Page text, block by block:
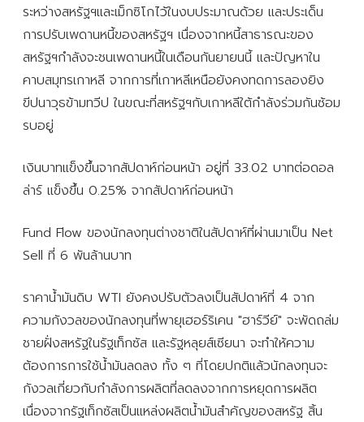
ระหว่างสหรัฐฯและเม็กซิโกไว้ในงบประมาณด้วย และประเด็น
การปรับเพดานหนี้ของสหรัฐฯ เนื่องจากหนี้สาธารณะของ
สหรัฐฯกำลังจะชนเพดานหนี้ในเดือนกันยายนนี้ และปัญหาใน
คาบสมุทรเกาหลี จากการที่เกาหลีเหนือยังคงทดการลองยิง
ขีปนาวุธข้ามทวีป ในขณะที่สหรัฐฯกับเกาหลีใต้กำลังร่วมกันซ้อม
รบอยู่
เงินบาทแข็งขึ้นจากสัปดาห์ก่อนหน้า อยู่ที่ 33.02 บาทต่อดอล
ล่าร์ แข็งขึ้น 0.25% จากสัปดาห์ก่อนหน้า
Fund Flow ของนักลงทุนต่างชาติในสัปดาห์ที่ผ่านมาเป็น Net
Sell ที่ 6 พันล้านบาท
ราคาน้ำมันดิบ WTI ยังคงปรับตัวลงเป็นสัปดาห์ที่ 4 จาก
ความกังวลของนักลงทุนที่พายุเฮอร์ริเคน "ฮาร์วีย์" จะพัดถล่ม
ชายฝั่งสหรัฐในรัฐเท็กซัส และรัฐหลุยส์เซียนา จะทำให้ความ
ต้องการการใช้น้ำมันลดลง ทั้ง ๆ ที่โดยปกติแล้วนักลงทุนจะ
กังวลเกี่ยวกับกำลังการผลิตที่ลดลงจากการหยุดการผลิต
เนื่องจากรัฐเท็กซัสเป็นแหล่งผลิตน้ำมันสำคัญของสหรัฐ สิ้น